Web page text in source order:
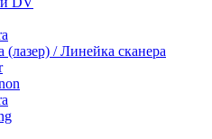
(лазер) / Линейка сканера